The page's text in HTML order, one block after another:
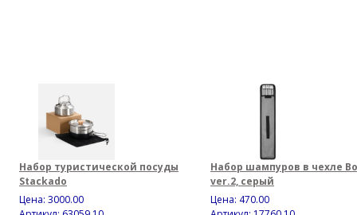
Набор туристической посуды
Stackado
Цена: 3000.00
Набор шампуров в чехле
ver.2, серый
Цена: 470.00